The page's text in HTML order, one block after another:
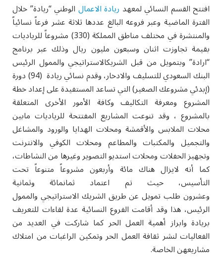
افتتح القسم النسائي لمعهد ريادة الاعمال الوطني “ريادة” خلال
الفترة الماضية وعبر فروعه البالغ عددها ثلاثة عشر فرعاً نسائياً
والمنتشرة في مختلف مناطق المملكة (330) مشروعاً للرياديات
بقيمة تجاوزت اثنان وسبعون مليون ريال وذلك عبر برنامج
“ارادة” وبتمويل من قبل الشريكالاستراتيجي والممول الرئيس
البنك السعودي للتسليف والادخار، وقدم نسائي ريادة (94) دورة
(إبدئي مشروعك الصغير) التي تساعد المستفيدة على إعداد خطة
المشروع ومعرفة التكاليف وكافة الأمور الأخرى المتعلقة
بالمشروع ، وقد تنوعت المشاريع المفتتحة للرياديات مابين
محلات الملابس والأقمشة ومحلات الهدايا والورود والمشاغل
والتجميل والمكتبات والمطاعم ومحلات الكوفي والانترنت
وتجهيز الحفلات ومحلات استديو التصوير وغيرها من النشاطات،
كما أنه لايزال هناك مائة وأربعون مشروعاً متنوعاً تحت
التأسيس، حيث تم اعتماد ثمانمائة وثمانية
وعشرون طلب تمويل عن طريق الشريك الاستراتيجي والممول
الرئيس، هذا وقد أقامت الفروع النسائية عدة لقاءات للتعريف
بريادة وابراز أهمية العمل الحر كما شاركت في العديد من
الفعاليات لنشر ثقافة العمل الحر وتمكين الراغبات من امتلاك
مشاريعهن الخاصة.